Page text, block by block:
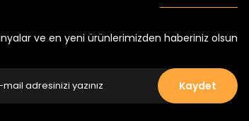
ve en yeni ürünlerimizden haberiniz olsun
Kaydet